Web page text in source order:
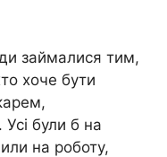
займалися тим,
хоче бути
були б на
на роботу,